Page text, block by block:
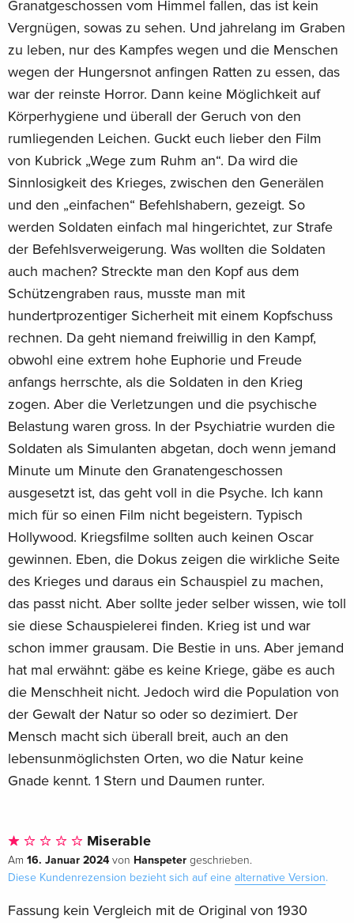
Granatgeschossen vom Himmel fallen, das ist kein
Vergnügen, sowas zu sehen. Und jahrelang im Graben
zu leben, nur des Kampfes wegen und die Menschen
wegen der Hungersnot anfingen Ratten zu essen, das
war der reinste Horror. Dann keine Möglichkeit auf
Körperhygiene und überall der Geruch von den
rumliegenden Leichen. Guckt euch lieber den Film
von Kubrick „Wege zum Ruhm an“. Da wird die
Sinnlosigkeit des Krieges, zwischen den Generälen
und den „einfachen“ Befehlshabern, gezeigt. So
werden Soldaten einfach mal hingerichtet, zur Strafe
der Befehlsverweigerung. Was wollten die Soldaten
auch machen? Streckte man den Kopf aus dem
Schützengraben raus, musste man mit
hundertprozentiger Sicherheit mit einem Kopfschuss
rechnen. Da geht niemand freiwillig in den Kampf,
obwohl eine extrem hohe Euphorie und Freude
anfangs herrschte, als die Soldaten in den Krieg
zogen. Aber die Verletzungen und die psychische
Belastung waren gross. In der Psychiatrie wurden die
Soldaten als Simulanten abgetan, doch wenn jemand
Minute um Minute den Granatengeschossen
ausgesetzt ist, das geht voll in die Psyche. Ich kann
mich für so einen Film nicht begeistern. Typisch
Hollywood. Kriegsfilme sollten auch keinen Oscar
gewinnen. Eben, die Dokus zeigen die wirkliche Seite
des Krieges und daraus ein Schauspiel zu machen,
das passt nicht. Aber sollte jeder selber wissen, wie toll
sie diese Schauspielerei finden. Krieg ist und war
schon immer grausam. Die Bestie in uns. Aber jemand
hat mal erwähnt: gäbe es keine Kriege, gäbe es auch
die Menschheit nicht. Jedoch wird die Population von
der Gewalt der Natur so oder so dezimiert. Der
Mensch macht sich überall breit, auch an den
lebensunmöglichsten Orten, wo die Natur keine
Gnade kennt. 1 Stern und Daumen runter.
Miserable
Am 16. Januar 2024 von Hanspeter geschrieben.
Diese Kundenrezension bezieht sich auf eine alternative Version.
Fassung kein Vergleich mit de Original von 1930